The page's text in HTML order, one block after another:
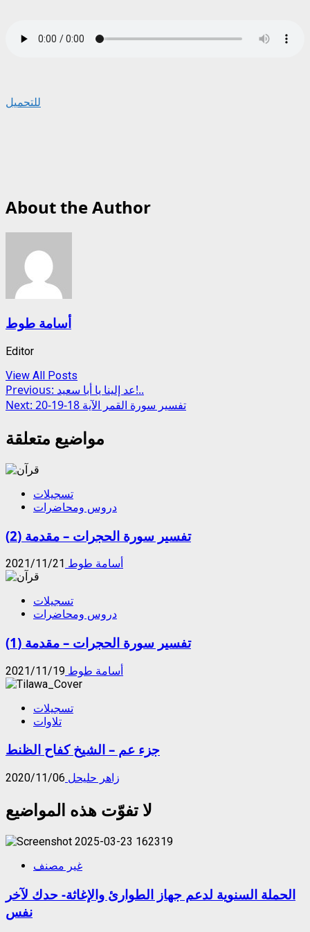
للتحميل
About the Author
أسامة طوط
Editor
View All Posts
Post
navigation
Previous:
عد إلينا يا أبا سعيد!..
Next:
تفسير سورة القمر الآية 18-19-20
مواضيع متعلقة
تسجيلات
دروس ومحاضرات
تفسير سورة الحجرات – مقدمة (2)
أسامة طوط 2021/11/21
تسجيلات
دروس ومحاضرات
تفسير سورة الحجرات – مقدمة (1)
أسامة طوط 2021/11/19
تسجيلات
تلاوات
جزء عم – الشيخ كفاح الظنط
زاهر حليحل 2020/11/06
لا تفوّت هذه المواضيع
غير مصنف
الحملة السنوية لدعم جهاز الطوارئ والإغاثة- حدك لآخر
نفس